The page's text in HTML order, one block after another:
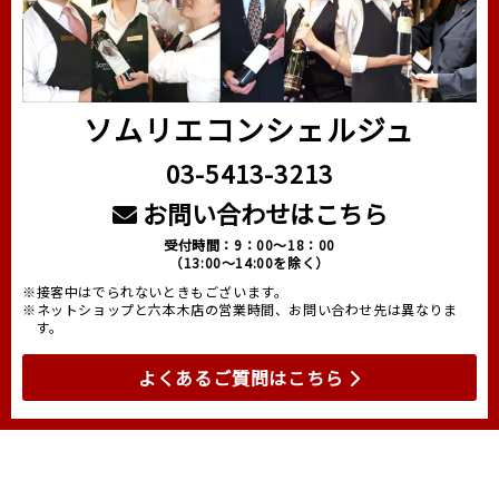
ソムリエコンシェルジュ
03-5413-3213
お問い合わせはこちら
受付時間：9：00～18：00
（13:00～14:00を除く）
※接客中はでられないときもございます。
※ネットショップと六本木店の営業時間、お問い合わせ先は異なりま
す。
よくあるご質問はこちら